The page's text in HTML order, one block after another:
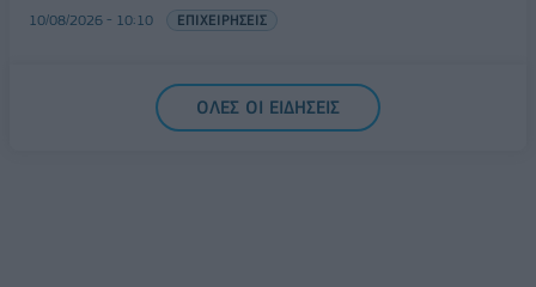
10/08/2026 - 10:10 ΕΠΙΧΕΙΡΗΣΕΙΣ
ΟΛΕΣ ΟΙ ΕΙΔΗΣΕΙΣ